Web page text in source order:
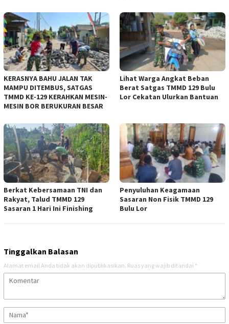
KERASNYA BAHU JALAN TAK
MAMPU DITEMBUS, SATGAS
TMMD KE-129 KERAHKAN MESIN-
MESIN BOR BERUKURAN BESAR
Lihat Warga Angkat Beban
Berat Satgas TMMD 129 Bulu
Lor Cekatan Ulurkan Bantuan
Berkat Kebersamaan TNI dan
Rakyat, Talud TMMD 129
Sasaran 1 Hari Ini Finishing
Penyuluhan Keagamaan
Sasaran Non Fisik TMMD 129
Bulu Lor
Tinggalkan Balasan
Alamat email Anda tidak akan dipublikasikan. Ruas yang wajib ditandai *